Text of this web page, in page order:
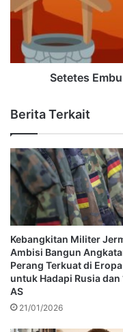
Setetes
Berita Terkait
Kebangkitan Militer
Ambisi Bangun
Perang Terkuat di Eropa
untuk Hadapi Rusia dan
AS
21/01/2026